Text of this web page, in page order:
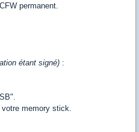
permanent.
étant signé) :
memory stick.